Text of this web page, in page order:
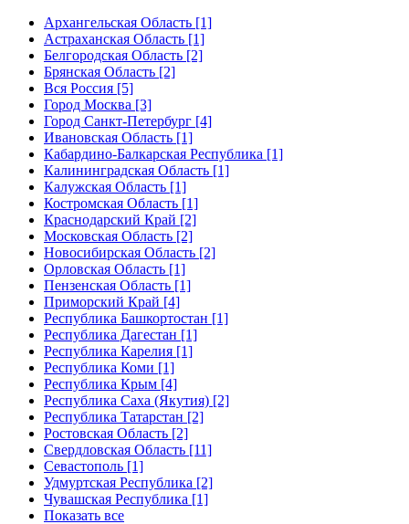
Архангельская Область [1]
Астраханская Область [1]
Белгородская Область [2]
Брянская Область [2]
Вся Россия [5]
Город Москва [3]
Город Санкт-Петербург [4]
Ивановская Область [1]
Кабардино-Балкарская Республика [1]
Калининградская Область [1]
Калужская Область [1]
Костромская Область [1]
Краснодарский Край [2]
Московская Область [2]
Новосибирская Область [2]
Орловская Область [1]
Пензенская Область [1]
Приморский Край [4]
Республика Башкортостан [1]
Республика Дагестан [1]
Республика Карелия [1]
Республика Коми [1]
Республика Крым [4]
Республика Саха (Якутия) [2]
Республика Татарстан [2]
Ростовская Область [2]
Свердловская Область [11]
Севастополь [1]
Удмуртская Республика [2]
Чувашская Республика [1]
Показать все